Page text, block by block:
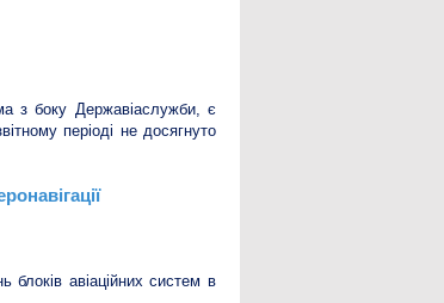
з боку Державіаслужби, є
періоді не досягнуто
блоків авіаційних систем в